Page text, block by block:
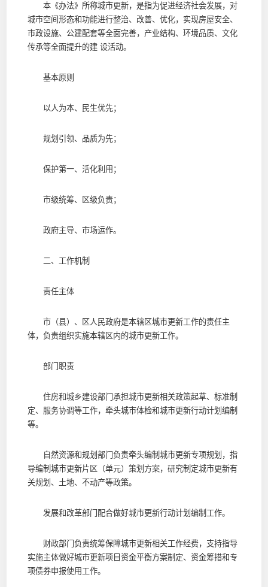
本《办法》所称城市更新，是指为促进经济社会发展，对
城市空间形态和功能进行整治、改善、优化，实现房屋安全、
市政设施、公建配套等全面完善，产业结构、环境品质、文化
传承等全面提升的建 设活动。
基本原则
以人为本、民生优先；
规划引领、品质为先；
保护第一、活化利用；
市级统筹、区级负责；
政府主导、市场运作。
二、工作机制
责任主体
市（县）、区人民政府是本辖区城市更新工作的责任主
体，负责组织实施本辖区内的城市更新工作。
部门职责
住房和城乡建设部门承担城市更新相关政策起草、标准制
定、服务协调等工作，牵头城市体检和城市更新行动计划编制
等。
自然资源和规划部门负责牵头编制城市更新专项规划，指
导编制城市更新片区（单元）策划方案，研究制定城市更新有
关规划、土地、不动产等政策。
发展和改革部门配合做好城市更新行动计划编制工作。
财政部门负责统筹保障城市更新相关工作经费，支持指导
实施主体做好城市更新项目资金平衡方案制定、资金筹措和专
项债券申报使用工作。